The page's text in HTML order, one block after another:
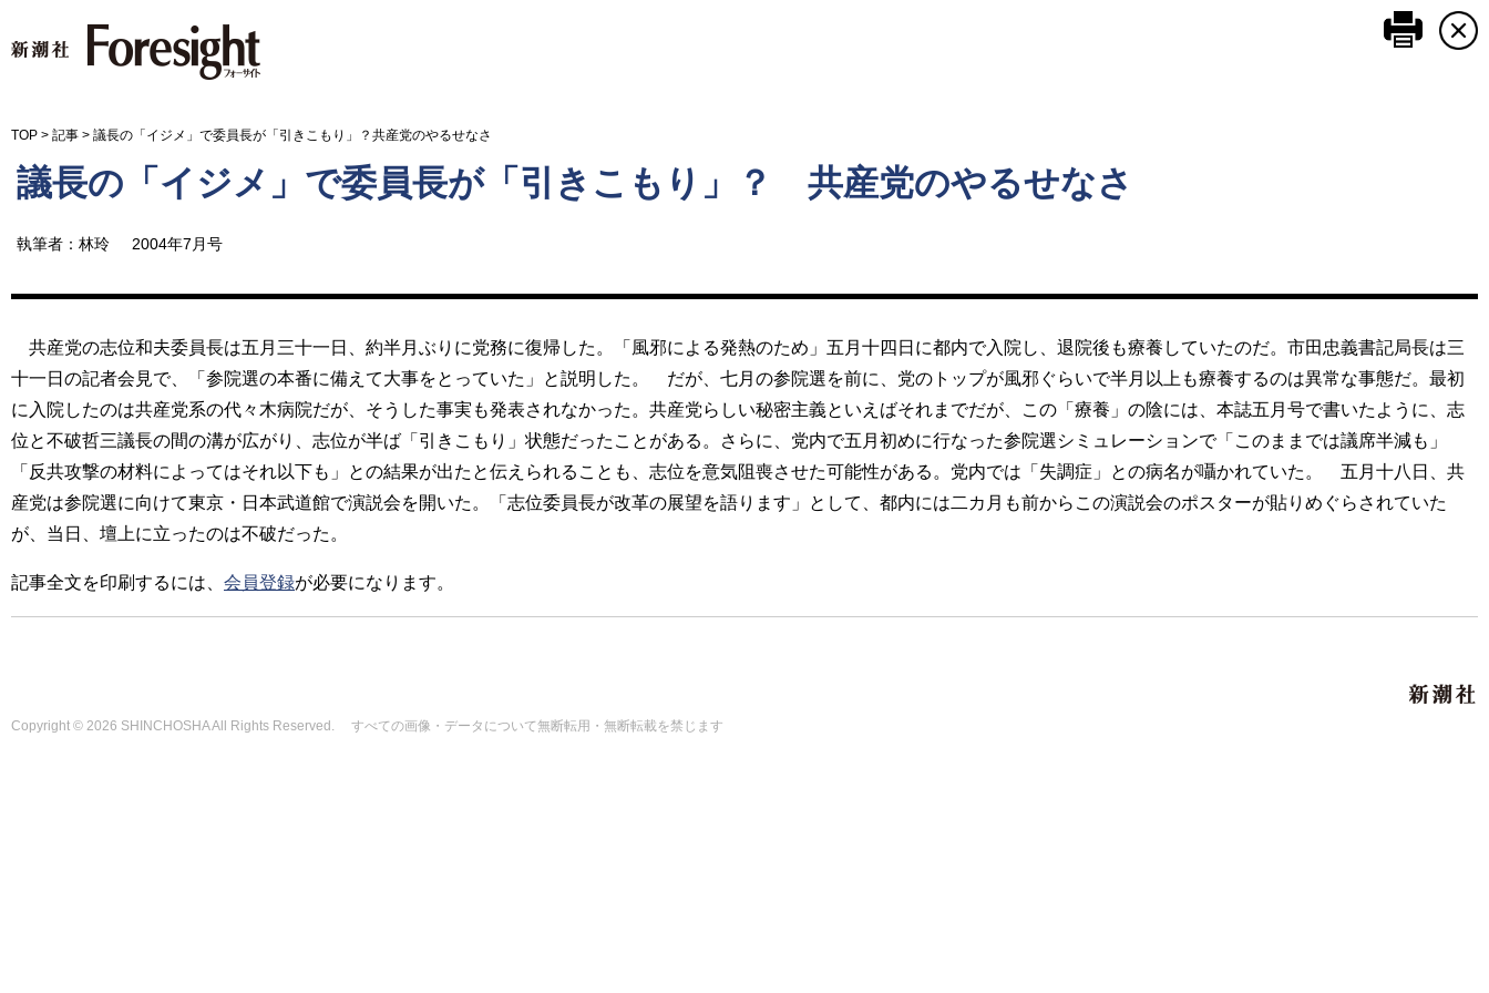
このペ
TOP > 記事 > 議長の「イジメ」で委員長が「引きこもり」？共産党のやるせなさ
議長の「イジメ」で委員長が「引きこもり」？ 共産党のやるせなさ
執筆者：林玲 2004年7月号
共産党の志位和夫委員長は五月三十一日、約半月ぶりに党務に復帰した。「風邪による発熱のため」五月十四日に都内で入院し、退院後も療養していたのだ。市田忠義書記局長は三
十一日の記者会見で、「参院選の本番に備えて大事をとっていた」と説明した。 だが、七月の参院選を前に、党のトップが風邪ぐらいで半月以上も療養するのは異常な事態だ。最初
に入院したのは共産党系の代々木病院だが、そうした事実も発表されなかった。共産党らしい秘密主義といえばそれまでだが、この「療養」の陰には、本誌五月号で書いたように、志
位と不破哲三議長の間の溝が広がり、志位が半ば「引きこもり」状態だったことがある。さらに、党内で五月初めに行なった参院選シミュレーションで「このままでは議席半減も」
「反共攻撃の材料によってはそれ以下も」との結果が出たと伝えられることも、志位を意気阻喪させた可能性がある。党内では「失調症」との病名が囁かれていた。 五月十八日、共
産党は参院選に向けて東京・日本武道館で演説会を開いた。「志位委員長が改革の展望を語ります」として、都内には二カ月も前からこの演説会のポスターが貼りめぐらされていた
が、当日、壇上に立ったのは不破だった。
記事全文を印刷するには、 会員登録が必要になります。
Copyright © 2026 SHINCHOSHA All Rights Reserved. すべての画像・データについて無断転用・無断転載を禁じます